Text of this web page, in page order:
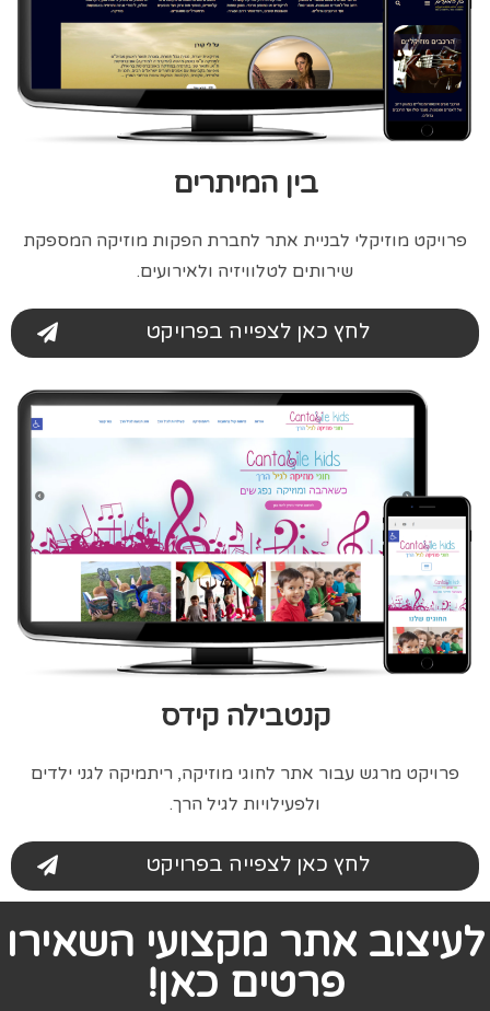
בין המיתרים
פרויקט מוזיקלי לבניית אתר לחברת הפקות מוזיקה המספקת
שירותים לטלוויזיה ולאירועים.
לחץ כאן לצפייה בפרויקט
קנטבילה קידס
פרויקט מרגש עבור אתר לחוגי מוזיקה, ריתמיקה לגני ילדים
ולפעילויות לגיל הרך.
לחץ כאן לצפייה בפרויקט
לעיצוב אתר מקצועי השאירו
פרטים כאן!